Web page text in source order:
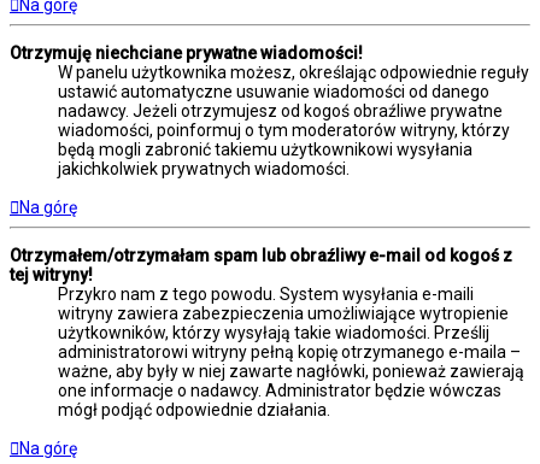
Na górę
Otrzymuję niechciane prywatne wiadomości!
W panelu użytkownika możesz, określając odpowiednie reguły
ustawić automatyczne usuwanie wiadomości od danego
nadawcy. Jeżeli otrzymujesz od kogoś obraźliwe prywatne
wiadomości, poinformuj o tym moderatorów witryny, którzy
będą mogli zabronić takiemu użytkownikowi wysyłania
jakichkolwiek prywatnych wiadomości.
Na górę
Otrzymałem/otrzymałam spam lub obraźliwy e-mail od kogoś z
tej witryny!
Przykro nam z tego powodu. System wysyłania e-maili
witryny zawiera zabezpieczenia umożliwiające wytropienie
użytkowników, którzy wysyłają takie wiadomości. Prześlij
administratorowi witryny pełną kopię otrzymanego e-maila –
ważne, aby były w niej zawarte nagłówki, ponieważ zawierają
one informacje o nadawcy. Administrator będzie wówczas
mógł podjąć odpowiednie działania.
Na górę